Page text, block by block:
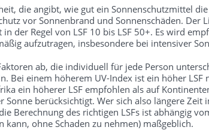
die angibt, wie gut ein Sonnenschutzmittel
vor Sonnenbrand und Sonnenschäden.
der Regel von LSF 10 bis LSF 50+. Es wird
aufzutragen, insbesondere bei intensiver
ab, die individuell für jede Person
Bei einem höherem UV-Index ist ein höher
ein höherer LSF empfohlen als auf
berücksichtigt. Wer sich also längere
Berechnung des richtigen LSFs ist abhängig
kann, ohne Schaden zu nehmen) maßgeblich.